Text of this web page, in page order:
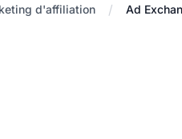
d'affiliation / Ad